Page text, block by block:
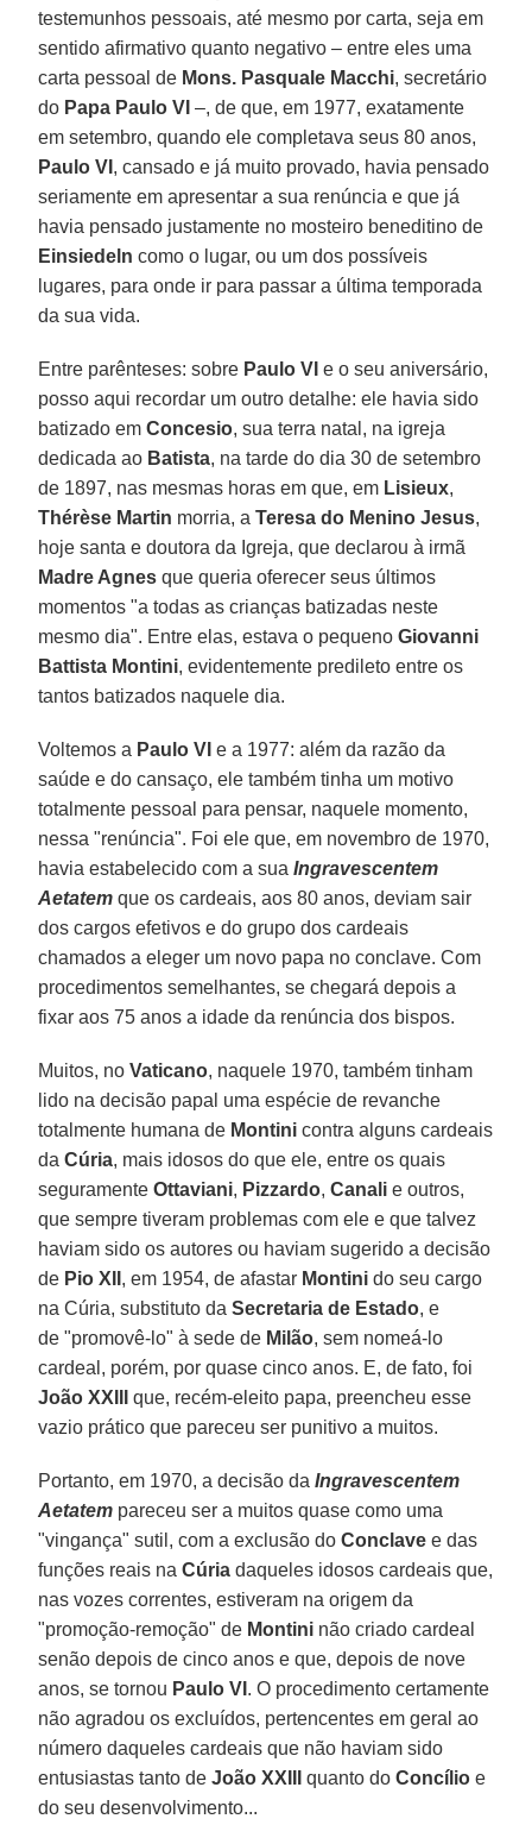
testemunhos pessoais, até mesmo por carta, seja em
sentido afirmativo quanto negativo – entre eles uma
carta pessoal de Mons. Pasquale Macchi, secretário
do Papa Paulo VI –, de que, em 1977, exatamente
em setembro, quando ele completava seus 80 anos,
Paulo VI , cansado e já muito provado, havia pensado
seriamente em apresentar a sua renúncia e que já
havia pensado justamente no mosteiro beneditino de
Einsiedeln como o lugar, ou um dos possíveis
lugares, para onde ir para passar a última temporada
da sua vida.
Entre parênteses: sobre Paulo VI e o seu aniversário,
posso aqui recordar um outro detalhe: ele havia sido
batizado emConcesio, sua terra natal, na igreja
dedicada ao Batista, na tarde do dia 30 de setembro
de 1897, nas mesmas horas em que, em Lisieux,
Thérèse Martin morria, aTeresa do Menino Jesus,
hoje santa e doutora da Igreja, que declarou à irmã
Madre Agnes que queria oferecer seus últimos
momentos "a todas as crianças batizadas neste
mesmo dia". Entre elas, estava o pequenoGiovanni
Battista Montini, evidentemente predileto entre os
tantos batizados naquele dia.
Voltemos a Paulo VI e a 1977: além da razão da
saúde e do cansaço, ele também tinha um motivo
totalmente pessoal para pensar, naquele momento,
nessa "renúncia". Foi ele que, em novembro de 1970,
havia estabelecido com a suaIngravescentem
Aetatem que os cardeais, aos 80 anos, deviam sair
dos cargos efetivos e do grupo dos cardeais
chamados a eleger um novo papa no conclave. Com
procedimentos semelhantes, se chegará depois a
fixar aos 75 anos a idade da renúncia dos bispos.
Muitos, noVaticano, naquele 1970, também tinham
lido na decisão papal uma espécie de revanche
totalmente humana de Montini contra alguns cardeais
daCúria, mais idosos do que ele, entre os quais
seguramenteOttaviani, Pizzardo,Canali e outros,
que sempre tiveram problemas com ele e que talvez
haviam sido os autores ou haviam sugerido a decisão
de Pio XII , em 1954, de afastar Montini do seu cargo
na Cúria, substituto daSecretaria de Estado, e
de "promovê-lo" à sede de Milão, sem nomeá-lo
cardeal, porém, por quase cinco anos. E, de fato, foi
João XXIII
que, recém-eleito papa, preencheu esse
vazio prático que pareceu ser punitivo a muitos.
Portanto, em 1970, a decisão daIngravescentem
Aetatem pareceu ser a muitos quase como uma
"vingança" sutil, com a exclusão doConclave e das
funções reais naCúria daqueles idosos cardeais que,
nas vozes correntes, estiveram na origem da
"promoção-remoção" de Montini não criado cardeal
senão depois de cinco anos e que, depois de nove
anos, se tornou Paulo VI . O procedimento certamente
não agradou os excluídos, pertencentes em geral ao
número daqueles cardeais que não haviam sido
entusiastas tanto deJoão XXIII quanto doConcílio e
do seu desenvolvimento...